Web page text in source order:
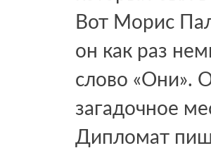
Вот Морис
он как раз
слово «Они».
загадочное
Дипломат